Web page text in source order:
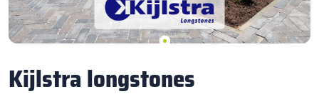
Kijlstra longstones